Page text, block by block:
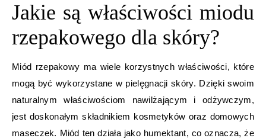
Jakie są właściwości miodu
rzepakowego dla skóry?
Miód rzepakowy ma wiele korzystnych właściwości, które
mogą być wykorzystane w pielęgnacji skóry. Dzięki swoim
naturalnym właściwościom nawilżającym i odżywczym,
jest doskonałym składnikiem kosmetyków oraz domowych
maseczek. Miód ten działa jako humektant, co oznacza, że